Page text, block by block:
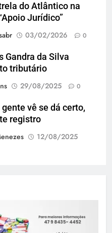
do Atlântico na
Jurídico”
03/02/2026 0
Gandra da Silva
tributário
29/08/2025 0
vê se dá certo,
registro
12/08/2025